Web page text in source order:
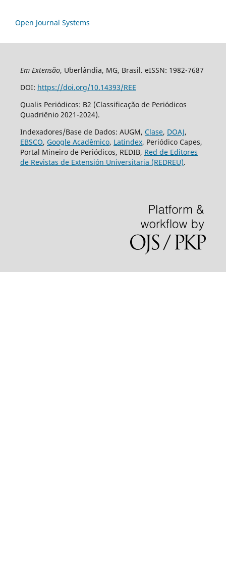
Open Journal Systems
Em Extensão, Uberlândia, MG, Brasil. eISSN: 1982-7687
DOI: https://doi.org/10.14393/REE
Qualis Periódicos: B2 (Classificação de Periódicos
Quadriênio 2021-2024).
Indexadores/Base de Dados: AUGM, Clase, DOAJ,
EBSCO, Google Acadêmico, Latindex, Periódico Capes,
Portal Mineiro de Periódicos, REDIB, Red de Editores
de Revistas de Extensión Universitaria (REDREU).